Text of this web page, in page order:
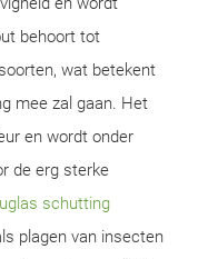
behoort tot
wat betekent
mee zal gaan. Het
en wordt onder
de erg sterke
schutting
plagen van insecten